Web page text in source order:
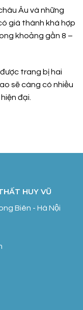
Âu và những
giá thành khá hợp
khoảng gần 8 –
trang bị hai
sẽ càng có nhiều
đại.
HUY VŨ
Biên - Hà Nội